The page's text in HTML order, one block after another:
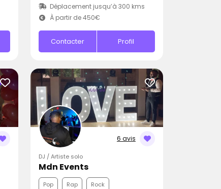
Déplacement jusqu’à 300 kms
À partir de 450€
Contacter Profil
6 avis
DJ / Artiste solo
Mdn Events
Pop Rap Rock